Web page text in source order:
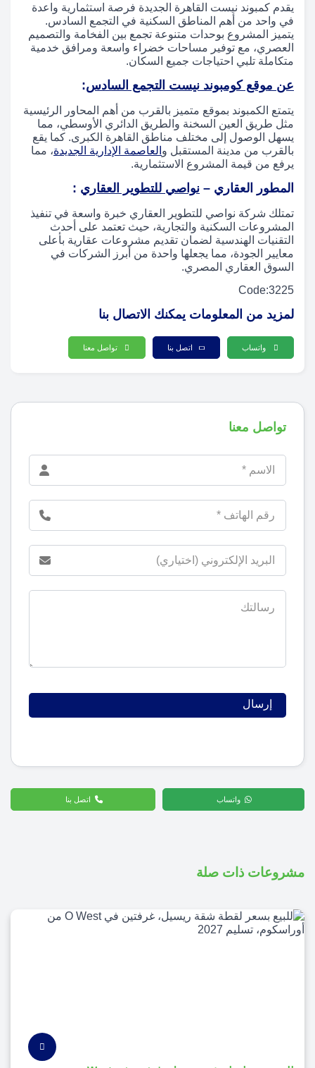
يقدم كمبوند نيست القاهرة الجديدة فرصة استثمارية واعدة
في واحد من أهم المناطق السكنية في التجمع السادس.
يتميز المشروع بوحدات متنوعة تجمع بين الفخامة والتصميم
العصري، مع توفير مساحات خضراء واسعة ومرافق خدمية
متكاملة تلبي احتياجات جميع السكان.
عن موقع كومبوند نيست التجمع السادس:
يتمتع الكمبوند بموقع متميز بالقرب من أهم المحاور الرئيسية
مثل طريق العين السخنة والطريق الدائري الأوسطي، مما
يسهل الوصول إلى مختلف مناطق القاهرة الكبرى. كما يقع
بالقرب من مدينة المستقبل و العاصمة الإدارية الجديدة، مما
يرفع من قيمة المشروع الاستثمارية.
المطور العقاري – نواصي للتطوير العقاري :
تمتلك شركة نواصي للتطوير العقاري خبرة واسعة في تنفيذ
المشروعات السكنية والتجارية، حيث تعتمد على أحدث
التقنيات الهندسية لضمان تقديم مشروعات عقارية بأعلى
معايير الجودة، مما يجعلها واحدة من أبرز الشركات في
السوق العقاري المصري.
Code:3225
لمزيد من المعلومات يمكنك الاتصال بنا
واتساب اتصل بنا تواصل معنا
تواصل معنا
واتساب اتصل بنا
مشروعات ذات صلة